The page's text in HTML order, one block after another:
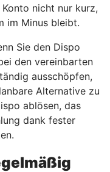
nicht nur kurz,
im Minus bleibt.
Sie den Dispo
den vereinbarten
ausschöpfen,
Alternative zu
ablösen, das
dank fester